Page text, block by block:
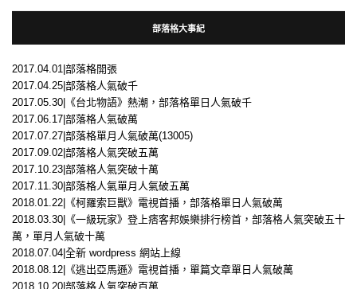
部落格大事紀
2017.04.01|部落格開張
2017.04.25|部落格人氣破千
2017.05.30|《台北物語》熱潮，部落格單日人氣破千
2017.06.17|部落格人氣破萬
2017.07.27|部落格單月人氣破萬(13005)
2017.09.02|部落格人氣突破五萬
2017.10.23|部落格人氣突破十萬
2017.11.30|部落格人氣單月人氣破五萬
2018.01.22|《柯羅索巨獸》電視首播，部落格單日人氣破萬
2018.03.30|《一級玩家》登上痞客邦娛樂排行榜首，部落格人氣突破五十
萬，單月人氣破十萬
2018.07.04|全新 wordpress 網站上線
2018.08.12|《逃出亞馬遜》電視首播，單篇文章單日人氣破萬
2018.10.20|部落格人氣突破百萬